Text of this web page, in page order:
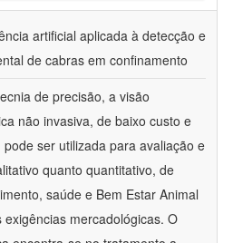
artificial aplicada à detecção e
de cabras em confinamento
de precisão, a visão
não invasiva, de baixo custo e
ser utilizada para avaliação e
quanto quantitativo, de
saúde e Bem Estar Animal
mercadológicas. O